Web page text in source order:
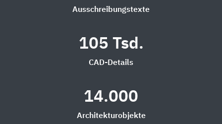
Ausschreibungstexte
105 Tsd.
CAD-Details
14.000
Architekturobjekte